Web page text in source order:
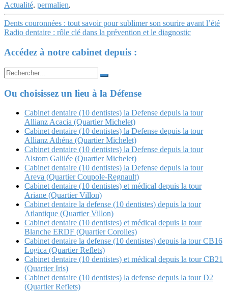
Actualité. permalien.
Navigation
Article
Dents couronnées : tout savoir pour sublimer son sourire avant l’été
Radio dentaire : rôle clé dans la prévention et le diagnostic
Accédez à notre cabinet depuis :
Search
for:
Ou choisissez un lieu à la Défense
Cabinet dentaire (10 dentistes) la Defense depuis la tour
Allianz Acacia (Quartier Michelet)
Cabinet dentaire (10 dentistes) la Defense depuis la tour
Allianz Athéna (Quartier Michelet)
Cabinet dentaire (10 dentistes) la Defense depuis la tour
Alstom Galilée (Quartier Michelet)
Cabinet dentaire (10 dentistes) la Defense depuis la tour
Areva (Quartier Coupole-Regnault)
Cabinet dentaire (10 dentistes) et médical depuis la tour
Ariane (Quartier Villon)
Cabinet dentaire la defense (10 dentistes) depuis la tour
Atlantique (Quartier Villon)
Cabinet dentaire (10 dentistes) et médical depuis la tour
Blanche ERDF (Quartier Corolles)
Cabinet dentaire la defense (10 dentistes) depuis la tour CB16
Logica (Quartier Reflets)
Cabinet dentaire (10 dentistes) et médical depuis la tour CB21
(Quartier Iris)
Cabinet dentaire (10 dentistes) la defense depuis la tour D2
(Quartier Reflets)